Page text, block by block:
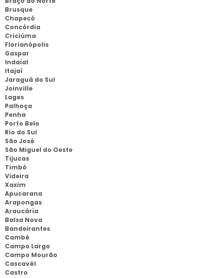
Brusque
Chapecó
Concórdia
Criciúma
Florianópolis
Gaspar
Indaial
Itajaí
Jaraguá do Sul
Joinville
Lages
Palhoça
Penha
Porto Belo
Rio do Sul
São José
São Miguel do Oeste
Tijucas
Timbó
Videira
Xaxim
Apucarana
Arapongas
Araucária
Balsa Nova
Bandeirantes
Cambé
Campo Largo
Campo Mourão
Cascavél
Castro